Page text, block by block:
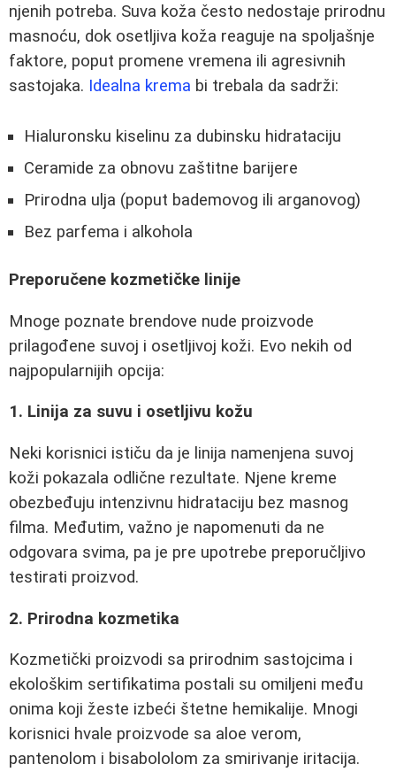
njenih potreba. Suva koža često nedostaje prirodnu
masnoću, dok osetljiva koža reaguje na spoljašnje
faktore, poput promene vremena ili agresivnih
sastojaka. Idealna krema bi trebala da sadrži:
Hialuronsku kiselinu za dubinsku hidrataciju
Ceramide za obnovu zaštitne barijere
Prirodna ulja (poput bademovog ili arganovog)
Bez parfema i alkohola
Preporučene kozmetičke linije
Mnoge poznate brendove nude proizvode
prilagođene suvoj i osetljivoj koži. Evo nekih od
najpopularnijih opcija:
1. Linija za suvu i osetljivu kožu
Neki korisnici ističu da je linija namenjena suvoj
koži pokazala odlične rezultate. Njene kreme
obezbeđuju intenzivnu hidrataciju bez masnog
filma. Međutim, važno je napomenuti da ne
odgovara svima, pa je pre upotrebe preporučljivo
testirati proizvod.
2. Prirodna kozmetika
Kozmetički proizvodi sa prirodnim sastojcima i
ekološkim sertifikatima postali su omiljeni među
onima koji žeste izbeći štetne hemikalije. Mnogi
korisnici hvale proizvode sa aloe verom,
pantenolom i bisabololom za smirivanje iritacija.